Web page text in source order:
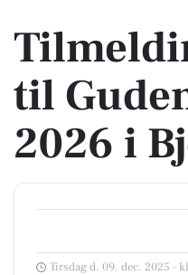
til
2026 i
Tirsdag d. 09. dec. 2025 -